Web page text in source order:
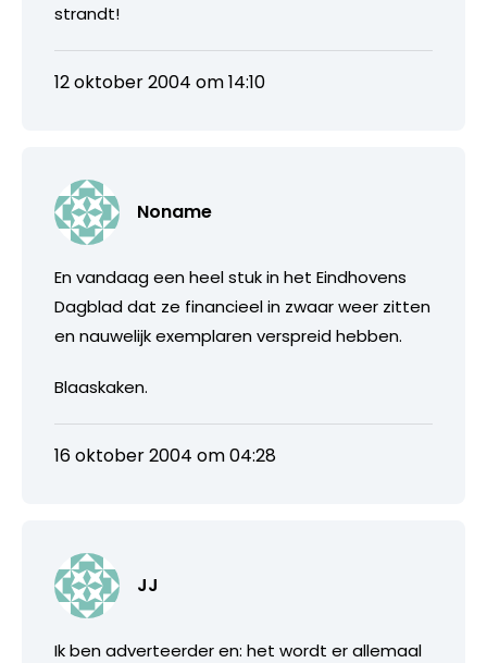
strandt!
12 oktober 2004 om 14:10
Noname
En vandaag een heel stuk in het Eindhovens
Dagblad dat ze financieel in zwaar weer zitten
en nauwelijk exemplaren verspreid hebben.
Blaaskaken.
16 oktober 2004 om 04:28
JJ
Ik ben adverteerder en: het wordt er allemaal